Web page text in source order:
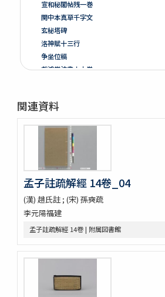
宣和秘閣帖残一巻
関中本真草千字文
玄秘塔碑
洛神賦十三行
争坐位稿
戯鴻堂法書十六巻
偽絳帖残一巻
拪先塋記
顔氏家廟碑
争坐位稿
古今歴代法帖
朴彭年草書千字文
金麟厚草書千字文
水滸伝コレクション
新刻全像忠義水滸誌伝二十五巻一百十五回
水滸傳全本 三十巻 [漢籍：D（貴重書）]
新刻全像水滸傳 二十五巻一百十五回
関連資料
孟子註疏解經 14卷_04
(漢) 趙氏註 ; (宋) 孫奭疏
李元陽福建
孟子註疏解經 14卷 | 附属図書館